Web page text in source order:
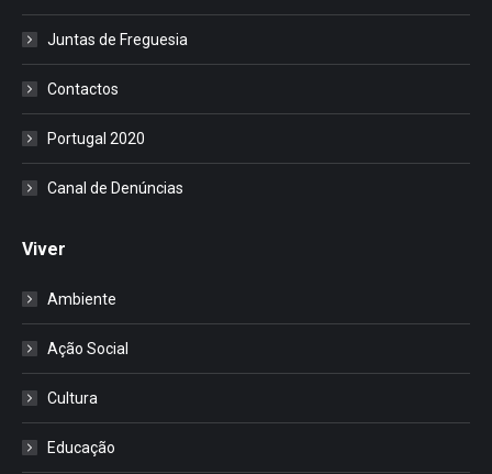
Juntas de Freguesia
Contactos
Portugal 2020
Canal de Denúncias
Viver
Ambiente
Ação Social
Cultura
Educação